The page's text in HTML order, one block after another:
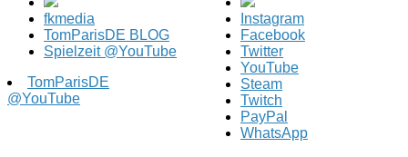
fkmedia
TomParisDE BLOG
Spielzeit @YouTube
TomParisDE
@YouTube
Instagram
Facebook
Twitter
YouTube
Steam
Twitch
PayPal
WhatsApp